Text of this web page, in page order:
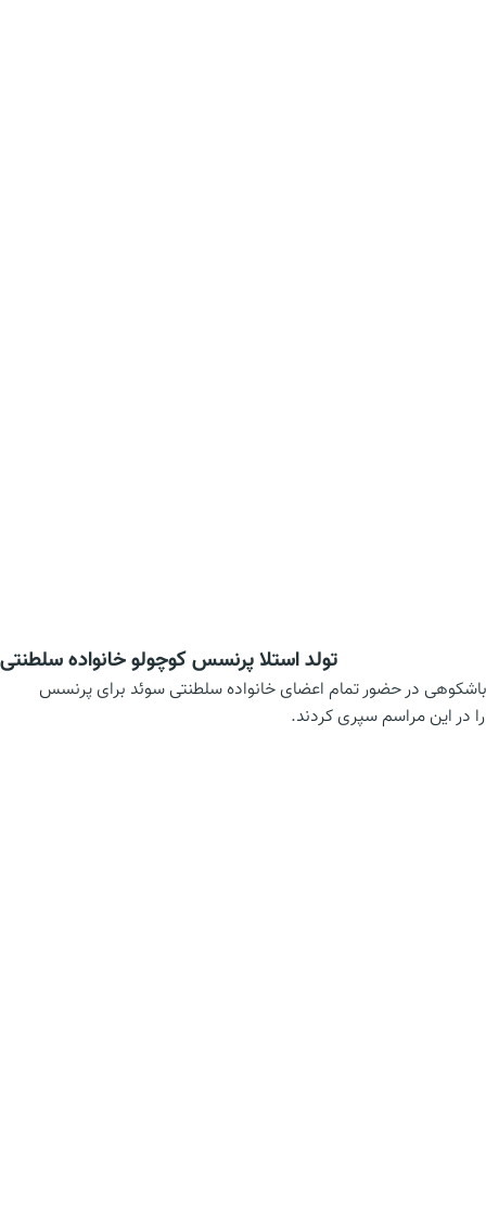
تولد استلا پرنسس کوچولو خانواده سلطنتی
بزرگ سلطنتی گرفتن جشن تولد می باشد. در 23 فوریه 2018 مراسم تولد بسیار باشکوهی در حضور تمام اعضای خانواده سلطنتی سوئد برای پرنسس
در این مراسم سپری کردند.